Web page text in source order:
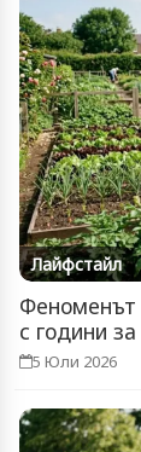
Лайфстайл
Феноменът
с години
5 Юли 2026